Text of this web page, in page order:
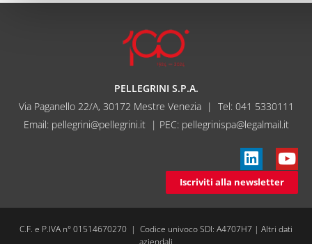
PELLEGRINI S.P.A.
Via Paganello 22/A, 30172 Mestre Venezia | Tel: 041 5330111
Email: pellegrini@pellegrini.it| PEC: pellegrinispa@legalmail.it
Iscriviti alla newsletter
C.F. e P.IVA n° 01514670270 | Codice univoco SDI: A4707H7 | Altri dati